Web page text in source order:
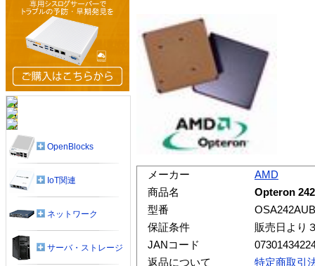
メーカー
AMD
商品名
Opteron
型番
保証条件
販売日より
JANコード
返品について
特定商取引
OpenBlocks
IoT関連
ネットワーク
サーバ・ストレージ